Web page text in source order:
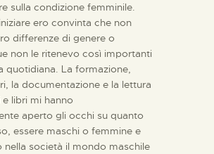
sulla condizione femminile.
ero convinta che non
differenze di genere o
non le ritenevo così importanti
quotidiana. La formazione,
la documentazione e la lettura
libri mi hanno
aperto gli occhi su quanto
essere maschi o femmine e
nella società il mondo maschile